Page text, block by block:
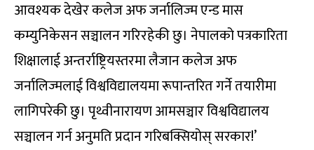
आवश्यक देखेर कलेज अफ जर्नालिज्म एन्ड मास
कम्युनिकेसन सञ्चालन गरिरहेकी छु। नेपालको पत्रकारिता
शिक्षालाई अन्तर्राष्ट्रियस्तरमा लैजान कलेज अफ
जर्नालिज्मलाई विश्वविद्यालयमा रूपान्तरित गर्ने तयारीमा
लागिपरेकी छु। पृथ्वीनारायण आमसञ्चार विश्वविद्यालय
सञ्चालन गर्न अनुमति प्रदान गरिबक्सियोस् सरकार!’